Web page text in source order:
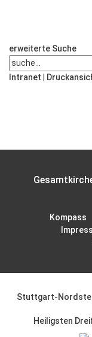
erweiterte Suche
Intranet
Kompass
Stuttgart-
Heiligsten